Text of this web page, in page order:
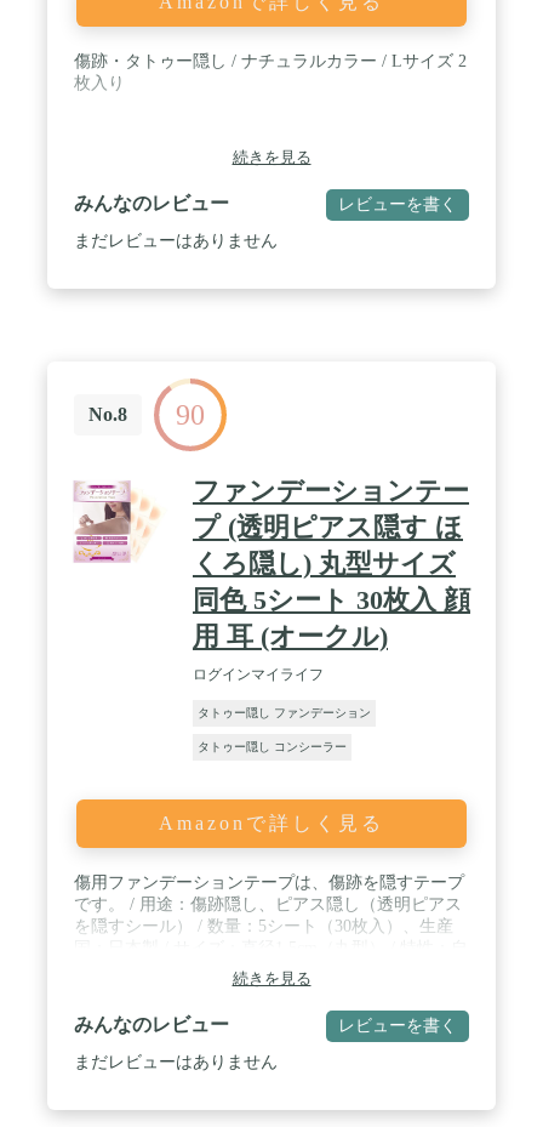
傷跡・タトゥー隠し / ナチュラルカラー / Lサイズ 2
枚入り
続きを見る
みんなのレビュー レビューを書く
まだレビューはありません
No.8 90
ファンデーションテー
プ (透明ピアス隠す ほ
くろ隠し) 丸型サイズ
同色 5シート 30枚入 顔
用 耳 (オークル)
ログインマイライフ
タトゥー隠し ファンデーション
タトゥー隠し コンシーラー
Amazonで詳しく見る
傷用ファンデーションテープは、傷跡を隠すテープ
です。 / 用途：傷跡隠し、ピアス隠し（透明ピアス
を隠すシール） / 数量：5シート（30枚入）、生産
然な肌色、つや消し加工、防水、長持ち１週間
続きを見る
みんなのレビュー レビューを書く
まだレビューはありません